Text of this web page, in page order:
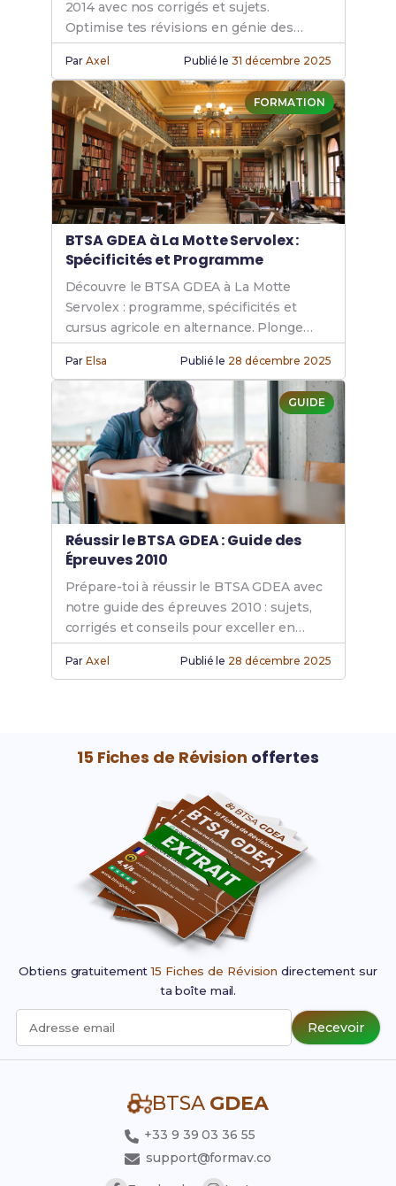
2014 avec nos corrigés et sujets.
Optimise tes révisions en génie des
équipements agricoles. Ne manque pas
cette ressource essentielle.
ParAxel Publié le31 décembre 2025
FORMATION
BTSA GDEA à La Motte Servolex :
Spécificités et Programme
Découvre le BTSA GDEA à La Motte
Servolex : programme, spécificités et
cursus agricole en alternance. Plonge
dans ta formation agricole avec ce guide
complet des études BTSA GDEA.
ParElsa Publié le 28 décembre 2025
GUIDE
Réussir le BTSA GDEA : Guide des
Épreuves 2010
Prépare-toi à réussir le BTSA GDEA avec
notre guide des épreuves 2010 : sujets,
corrigés et conseils pour exceller en
génie des équipements agricoles.
ParAxel Publié le 28 décembre 2025
15 Fiches de Révision offertes
Obtiens gratuitement15 Fiches de Révision directement sur
ta boîte mail.
Adresse email Recevoir
BTSA GDEA
+33 9 39 03 36 55
support@formav.co